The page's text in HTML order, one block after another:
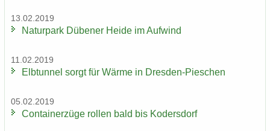
13.02.2019
Na­tur­park Dü­be­ner Heide im Auf­wind
11.02.2019
Elb­tun­nel sorgt für Wärme in Dresden-​Pieschen
05.02.2019
Con­tai­ner­zü­ge rol­len bald bis Ko­ders­dorf